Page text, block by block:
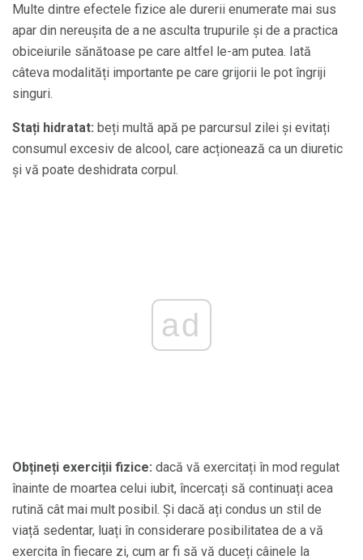
Multe dintre efectele fizice ale durerii enumerate mai sus
apar din nereușita de a ne asculta trupurile și de a practica
obiceiurile sănătoase pe care altfel le-am putea. Iată
câteva modalități importante pe care grijorii le pot îngriji
singuri.
Stați hidratat: beți multă apă pe parcursul zilei și evitați
consumul excesiv de alcool, care acționează ca un diuretic
și vă poate deshidrata corpul.
ad
Obțineți exerciții fizice: dacă vă exercitați în mod regulat
înainte de moartea celui iubit, încercați să continuați acea
rutină cât mai mult posibil. Și dacă ați condus un stil de
viață sedentar, luați în considerare posibilitatea de a vă
exercita în fiecare zi, cum ar fi să vă duceți câinele la